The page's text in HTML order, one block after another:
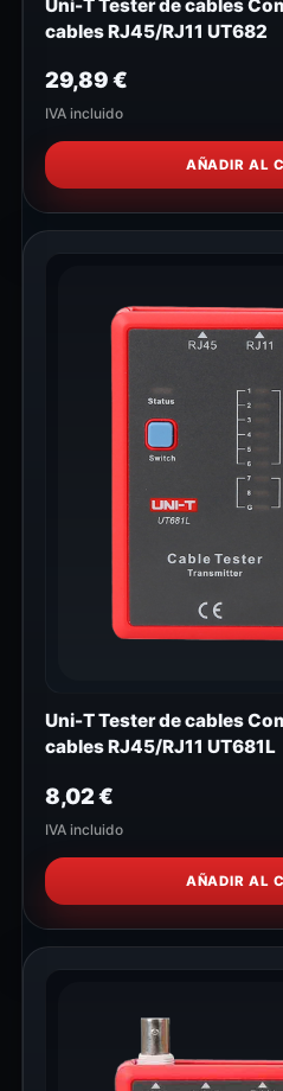
Uni-T Tester de cables
cables RJ45/RJ11 UT682
29,89€
IVA incluido
AÑADIR AL
Uni-T Tester de cables
cables RJ45/RJ11 UT681L
8,02€
IVA incluido
AÑADIR AL